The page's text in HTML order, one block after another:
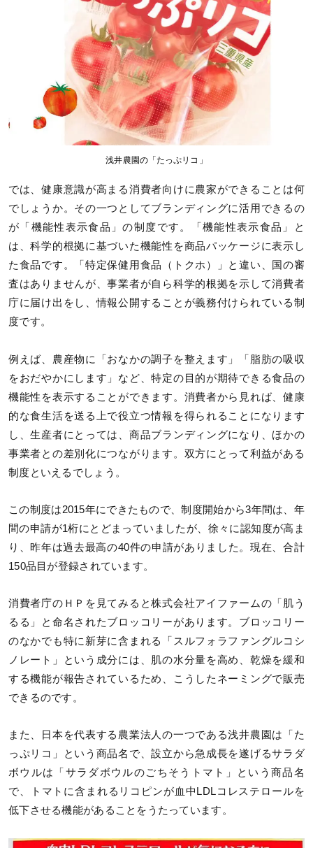
浅井農園の「たっぷリコ」
では、健康意識が高まる消費者向けに農家ができることは何
でしょうか。その一つとしてブランディングに活用できるの
が「機能性表示食品」の制度です。「機能性表示食品」と
は、科学的根拠に基づいた機能性を商品パッケージに表示し
た食品です。「特定保健用食品（トクホ）」と違い、国の審
査はありませんが、事業者が自ら科学的根拠を示して消費者
庁に届け出をし、情報公開することが義務付けられている制
度です。
例えば、農産物に「おなかの調子を整えます」「脂肪の吸収
をおだやかにします」など、特定の目的が期待できる食品の
機能性を表示することができます。消費者から見れば、健康
的な食生活を送る上で役立つ情報を得られることになります
し、生産者にとっては、商品ブランディングになり、ほかの
事業者との差別化につながります。双方にとって利益がある
制度といえるでしょう。
この制度は2015年にできたもので、制度開始から3年間は、年
間の申請が1桁にとどまっていましたが、徐々に認知度が高ま
り、昨年は過去最高の40件の申請がありました。現在、合計
150品目が登録されています。
消費者庁のＨＰを見てみると株式会社アイファームの「肌う
るる」と命名されたブロッコリーがあります。ブロッコリー
のなかでも特に新芽に含まれる「スルフォラファングルコシ
ノレート」という成分には、肌の水分量を高め、乾燥を緩和
する機能が報告されているため、こうしたネーミングで販売
できるのです。
また、日本を代表する農業法人の一つである浅井農園は「た
っぷリコ」という商品名で、設立から急成長を遂げるサラダ
ボウルは「サラダボウルのごちそうトマト」という商品名
で、トマトに含まれるリコピンが血中LDLコレステロールを
低下させる機能があることをうたっています。